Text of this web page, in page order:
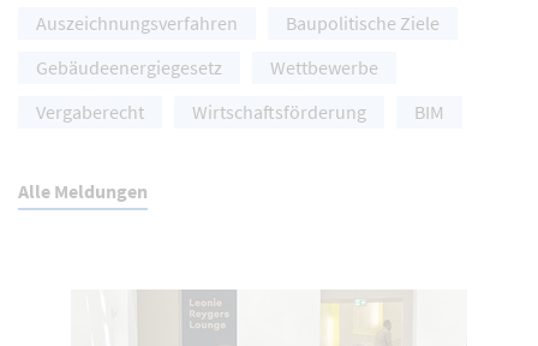
Auszeichnungsverfahren
Baupolitische Ziele
Gebäudeenergiegesetz
Wettbewerbe
Vergaberecht
Wirtschaftsförderung BIM
Alle Meldungen